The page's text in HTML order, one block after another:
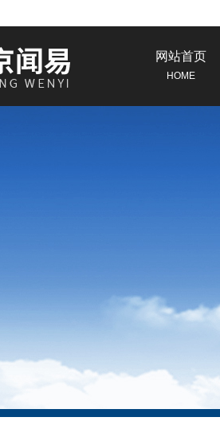
网站首页
HOME